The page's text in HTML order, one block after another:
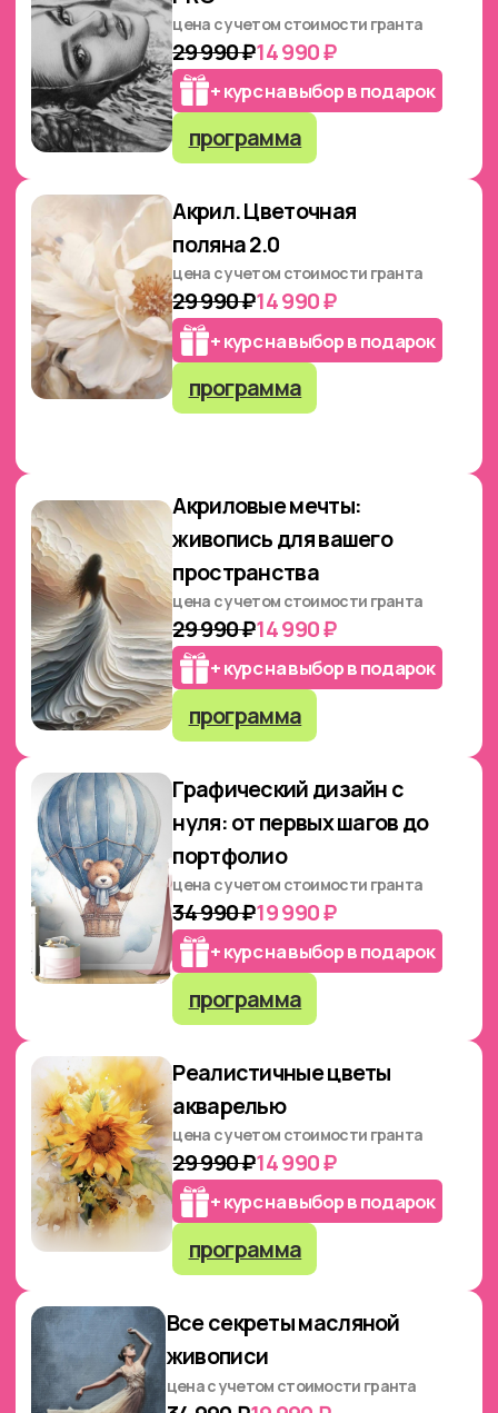
портфолио
цена с учетом стоимости гранта
34 990 ₽19 990 ₽
+ курс на выбор в подарок
программа
акварелью
цена с учетом стоимости гранта
29 990 ₽14 990 ₽
+ курс на выбор в подарок
программа
Все секреты масляной
живописи
цена с учетом стоимости гранта
34 990 ₽19 990 ₽
Активировать грант
Результат с первых
занятий
Уже на первом уроке вы увидите, как
обычный карандаш превращается
в инструмент фотореализма.
Пошаговая система обучения
От азов до уверенного рисования. Всё разложено по
полочкам: минимум теории — максимум практики
Поддержка и обратная связь
ПРЕИМУЩЕСТВА
ОБУЧЕНИЯ В ШКОЛЕ «АРТ-
МАТИТА»